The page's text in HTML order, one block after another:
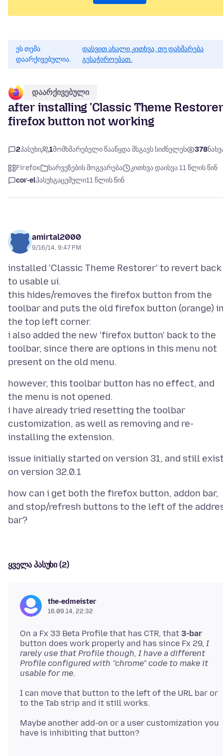
ეს თემა
დაარქივებულია.
დასვით ახალი კითხვა, თუ დახმარება
გესაჭიროებათ.
დაარქივებული
after installing 'Classic Theme
firefox button not working
2პასუხი 1მომხმარებელი წააწყდა მსგავს სიძნელეს 378
Firefox ხარვეზების მოგვარება
კითხვა დაისვა 11 წლის წინ
cor-elპასუხგაცემული11 წლის წინ
amirtal2000
9/16/14, 9:47 PM
installed 'Classic Theme Restorer' to revert back
to usable ui.
this hides/removes the firefox button from the
toolbar and puts the old firefox button (orange)
the top left corner.
i also added the new 'firefox button' back to the
toolbar, since there are options in this menu not
however, this toolbar button has no effect, and
the menu is not opened.
i have already tried resetting the toolbar
customization, as well as removing and re-
issue initially started on version 31, and still
how can i get both the firefox button, addon bar,
and stop/refresh buttons to the left of the
ყველა პასუხი (2)
the-edmeister
16.09.14, 22:32
On a Fx 33 Beta Profile that has CTR, that 3-bar
button does work properly and has since Fx 29, I
rarely use that Profile though, I have a different
Profile configured with "chrome" code to make it
usable for me
I can move that button to the left of the URL bar or
Maybe another add-on or a user customization you